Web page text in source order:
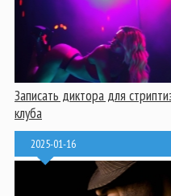
Записать диктора для
клуба
2025-01-16